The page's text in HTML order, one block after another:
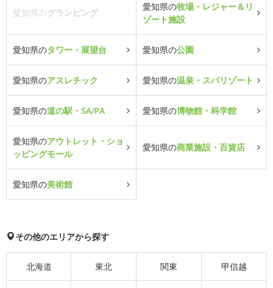
愛知県のグランピング
愛知県の牧場・レジャー＆リ
ゾート施設
愛知県のタワー・展望台 愛知県の公園
愛知県のアスレチック 愛知県の温泉・スパリゾート
愛知県の道の駅・SA/PA 愛知県の博物館・科学館
愛知県のアウトレット・ショ
ッピングモール
愛知県の商業施設・百貨店
愛知県の美術館
その他のエリアから探す
北海道 東北 関東 甲信越